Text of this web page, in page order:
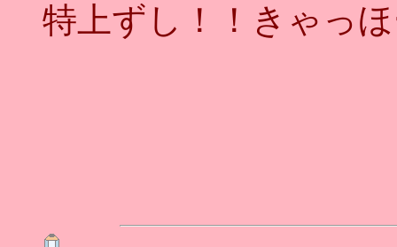
特上ずし！！きゃっ